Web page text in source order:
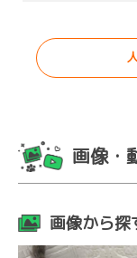
画像・
画像から探